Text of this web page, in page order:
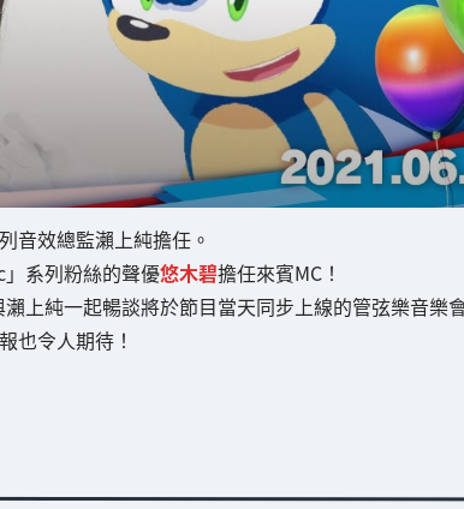
音效總監瀨上純擔任。
系列粉絲的聲優悠木碧擔任來賓MC！
上純一起暢談將於節目當天同步上線的管弦樂音樂
也令人期待！